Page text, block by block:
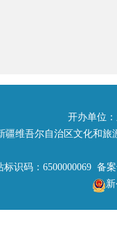
结合
疆维吾
疆维
开办单位
疆维吾尔自治区文化和
标识码：6500000069 备